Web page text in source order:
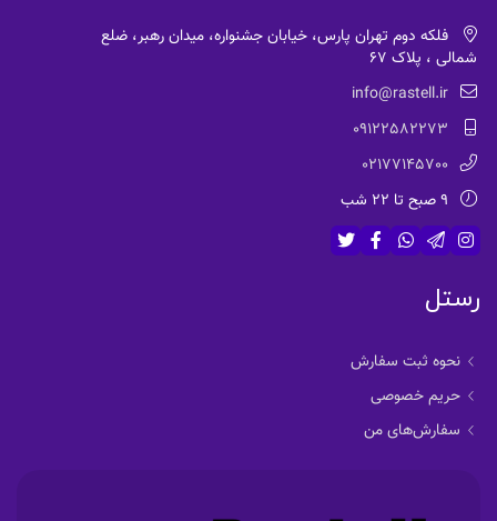
فلکه دوم تهران پارس، خیابان جشنواره، میدان رهبر، ضلع
شمالی ، پلاک 67
info@rastell.ir
09122582273
02177145700
9 صبح تا 22 شب
رستل
نحوه ثبت سفارش
حریم خصوصی
سفارش‌های من